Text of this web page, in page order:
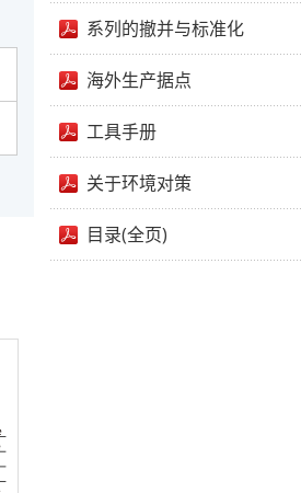
系列的撤并与标准化
海外生产据点
工具手册
关于环境对策
目录(全页)